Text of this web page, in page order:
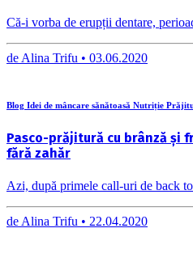
Că-i vorba de erupții dentare,
de Alina Trifu • 03.06.2020
Blog Idei de mâncare sănătoasă Nutriție
Pasco-prăjitură cu brânză și
fără zahăr
Azi, după primele call-uri de back
de Alina Trifu • 22.04.2020